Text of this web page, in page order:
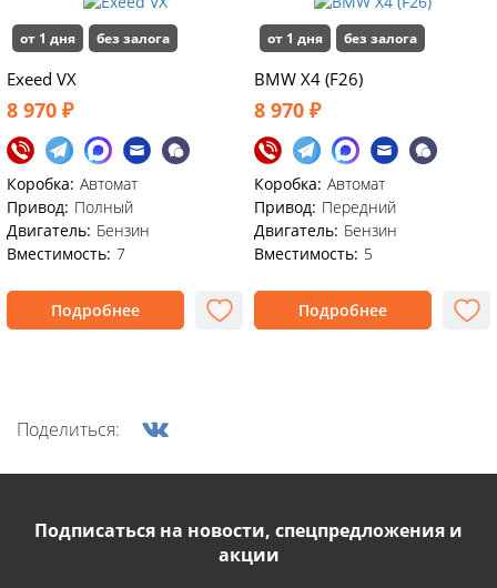
от 1 дня без залога
Exeed VX
8 970 ₽
Коробка: Автомат
Привод: Полный
Двигатель: Бензин
Вместимость: 7
Подробнее
от 1 дня без залога
BMW X4 (F26)
8 970 ₽
Коробка: Автомат
Привод: Передний
Двигатель: Бензин
Вместимость: 5
Подробнее
Поделиться:
Подписаться на новости, спецпредложения и
акции